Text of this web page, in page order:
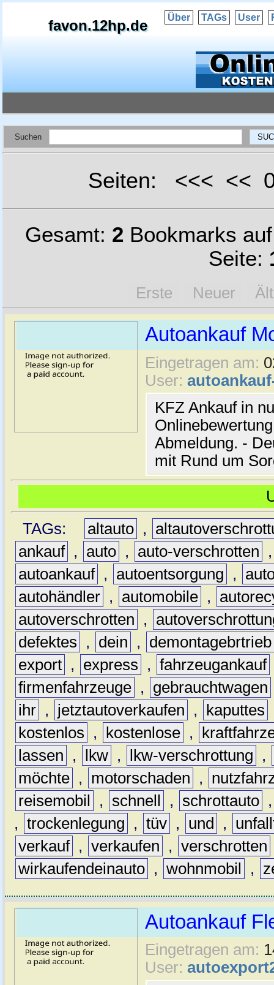
favon.12hp.de Über TAGs User
Suchen
Seiten: <<< <<
Gesamt: 2 Bookmarks
Seite:
Erste Neuer
Autoankauf
Eingetragen am:
User:
KFZ Ankauf in
Abmeldung. -
mit Rund um
TAGs:
altauto ,
ankauf , auto , auto-verschrotten
autoankauf , autoentsorgung ,
autohändler , automobile ,
autoverschrotten
,
defektes
, dein ,
demontagebrtrieb
export , express , fahrzeugankauf
firmenfahrzeuge , gebrauchtwagen
ihr , jetztautoverkaufen , kaputtes
kostenlos
, kostenlose ,
lassen
, lkw , lkw-verschrottung
,
möchte , motorschaden ,
reisemobil
, schnell , schrottauto
, trockenlegung , tüv , und ,
verkauf , verkaufen , verschrotten
wirkaufendeinauto , wohnmobil ,
Autoankauf
Eingetragen am:
User: